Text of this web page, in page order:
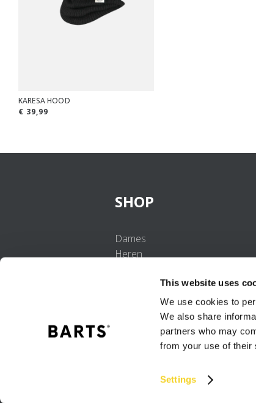
This website uses
We use cookies to
We also share
partners who may
from your use of their
Settings
KARESA HOOD
€ 39,99
SHOP
Dames
Heren